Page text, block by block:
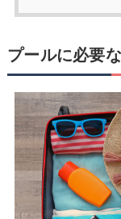
プールに必要